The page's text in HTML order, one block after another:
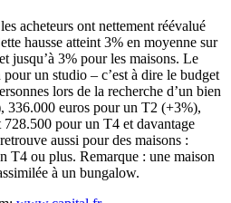
acheteurs ont nettement réévalué
hausse atteint 3% en moyenne sur
jusqu’à 3% pour les maisons. Le
un studio – c’est à dire le budget
lors de la recherche d’un bien
336.000 euros pour un T2 (+3%),
pour un T4 et davantage
aussi pour des maisons :
T4 ou plus. Remarque : une maison
à un bungalow.